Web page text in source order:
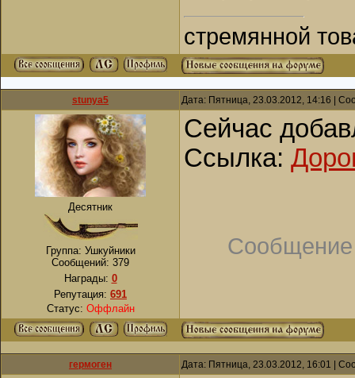
стремянной
stunya5 Дата: Пятница, 23.03.2012, 14:16 |
Десятник
Группа: Ушкуйники
Сообщений: 379
Награды: 0
Репутация: 691
Статус: Оффлайн
Сейчас
Ссылка:
Сообщение
гермоген Дата: Пятница, 23.03.2012, 16:01 |